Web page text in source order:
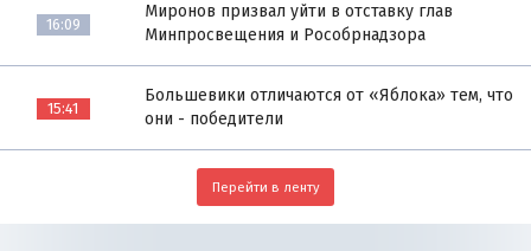
16:09
Миронов призвал уйти в отставку глав
Минпросвещения и Рособрнадзора
15:41
Большевики отличаются от «Яблока» тем, что
они - победители
Перейти в ленту